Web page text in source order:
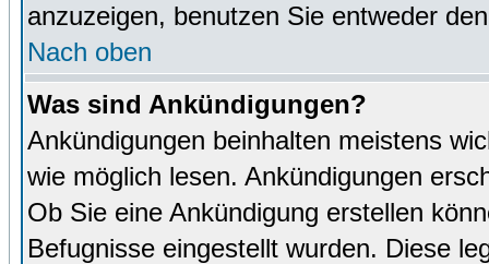
anzuzeigen, benutzen Sie entweder
Nach oben
Was sind Ankündigungen?
Ankündigungen beinhalten meistens
wie möglich lesen. Ankündigungen
Ob Sie eine Ankündigung erstellen
Befugnisse eingestellt wurden. Diese